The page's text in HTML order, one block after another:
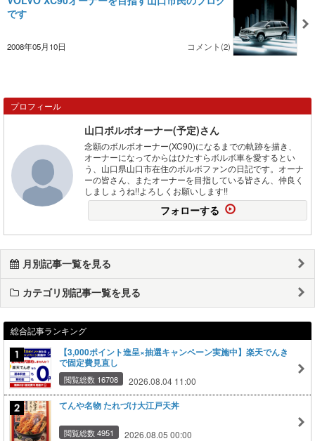
です
2008年05月10日 コメント(2)
プロフィール
山口ボルボオーナー(予定)さん
念願のボルボオーナー(XC90)になるまでの軌跡を描き、
オーナーになってからはひたすらボルボ車を愛するとい
う、山口県山口市在住のボルボファンの日記です。オーナ
ーの皆さん、またオーナーを目指している皆さん、仲良く
しましょうね!!よろしくお願いします!!
フォローする
月別記事一覧を見る
カテゴリ別記事一覧を見る
総合記事ランキング
【3,000ポイント進呈×抽選キャンペーン実施中】楽天でんき
で固定費見直し
閲覧総数 16708 2026.08.04 11:00
てんや名物 たれづけ大江戸天丼
閲覧総数 4951 2026.08.05 00:00